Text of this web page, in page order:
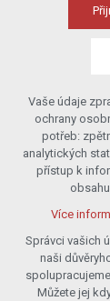
Technická
nutná
udržení
Volitelná
Více
Vaše údaje
ochrany
potřeb:
analytických
přístup k
Více
Správci vašich
naši
Můžete jej